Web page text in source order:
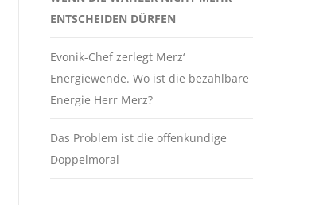
ENTSCHEIDEN DÜRFEN
Evonik-Chef zerlegt Merz‘
Energiewende. Wo ist die bezahlbare
Energie Herr Merz?
Das Problem ist die offenkundige
Doppelmoral